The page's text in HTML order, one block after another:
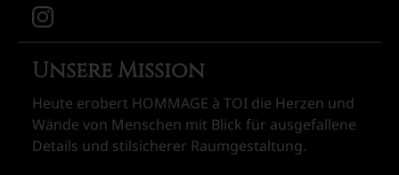
Unsere Mission
Heute erobert HOMMAGE à TOI die Herzen und
Wände von Menschen mit Blick für ausgefallene
Details und stilsicherer Raumgestaltung.